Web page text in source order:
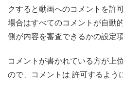
クすると動画へのコメントを許
場合はすべてのコメントが自動
側が内容を審査できるかの設定
コメントが書かれている方が上
ので、コメントは 許可するよう